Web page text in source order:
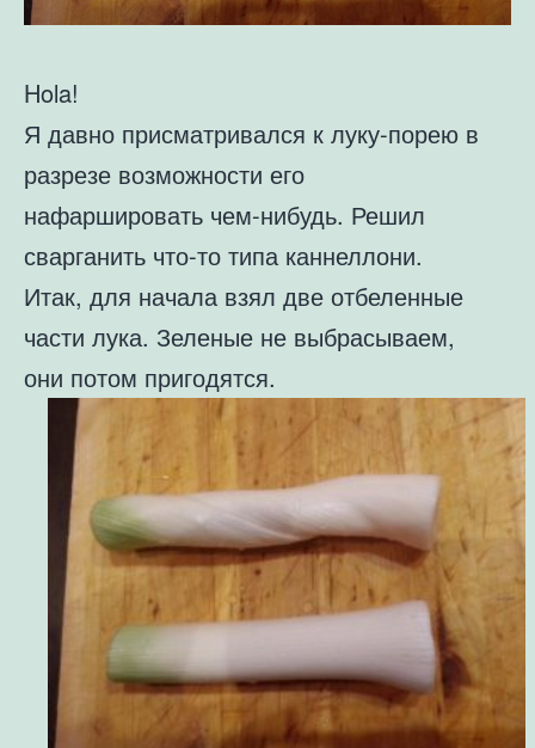
Hola!
Я давно присматривался к луку-порею в
разрезе возможности его
нафаршировать чем-нибудь. Решил
сварганить что-то типа каннеллони.
Итак, для начала взял две отбеленные
части лука. Зеленые не выбрасываем,
они потом пригодятся.